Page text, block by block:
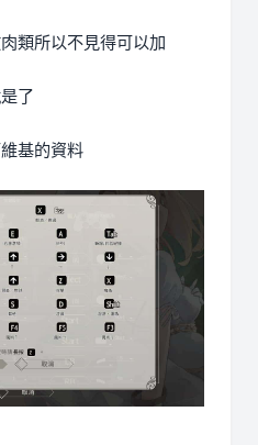
類所以不見得可以加
了
基的資料